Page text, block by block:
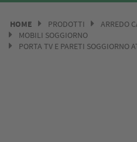
HOME PRODOTTI
ARREDO
MOBILI SOGGIORNO
PORTA TV E PARETI SOGGIORNO